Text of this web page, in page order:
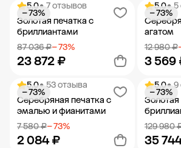
Добавить в корзину
5.0• 7 отзывов
Золотая печатка с
бриллиантами
87 036 ₽− 73%
23 872 ₽
− 73%
Добавить в корзину
5.0•
агатом
12 980 ₽
3 569
− 73%
5.0• 53 отзыва
Серебряная печатка с
эмалью и фианитами
7 580 ₽− 73%
2 084 ₽
− 73%
5.0•
Золотая
129 980
35
− 73%